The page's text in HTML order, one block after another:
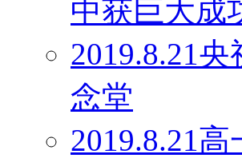
中获巨大成
2019.8.21
念堂
2019.8.21